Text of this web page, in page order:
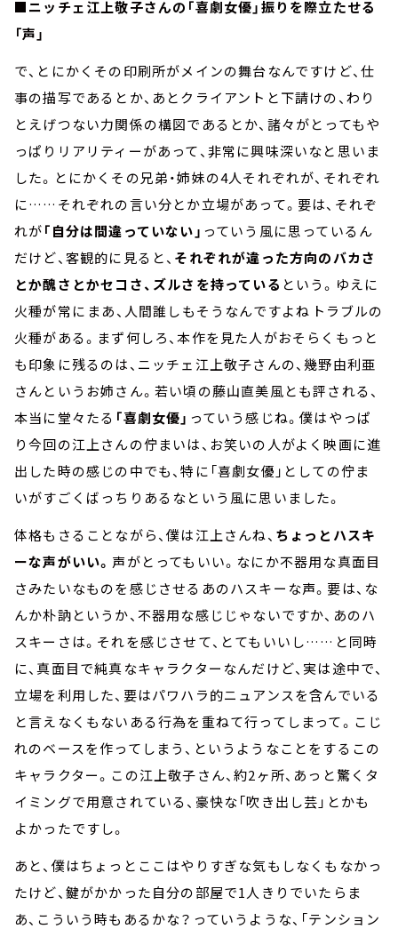
■ニッチェ江上敬子さんの「喜劇女優」振りを際立たせる
「声」
で、とにかくその印刷所がメインの舞台なんですけど、仕
事の描写であるとか、あとクライアントと下請けの、わり
とえげつない力関係の構図であるとか、諸々がとってもや
っぱりリアリティーがあって、非常に興味深いなと思いま
した。とにかくその兄弟・姉妹の4人それぞれが、それぞれ
に……それぞれの言い分とか立場があって。要は、それぞ
れが「自分は間違っていない」 っていう風に思っているん
だけど、客観的に見ると、 それぞれが違った方向のバカさ
とか醜さとかセコさ、ズルさを持っている という。ゆえに
火種が常に――まあ、人間誰しもそうなんですよね――トラブルの
火種がある。まず何しろ、本作を見た人がおそらくもっと
も印象に残るのは、ニッチェ江上敬子さんの、幾野由利亜
さんというお姉さん。若い頃の藤山直美風とも評される、
本当に堂々たる 「喜劇女優」 っていう感じね。僕はやっぱ
り今回の江上さんの佇まいは、お笑いの人がよく映画に進
出した時の感じの中でも、特に「喜劇女優」としての佇ま
いがすごくばっちりあるなという風に思いました。
体格もさることながら、僕は江上さんね、 ちょっとハスキ
ーな声がいい。 声がとってもいい。なにか不器用な真面目
さみたいなものを感じさせるあのハスキーな声。要は、な
んか朴訥というか、不器用な感じじゃないですか、あのハ
スキーさは。それを感じさせて、とてもいいし……と同時
に、真面目で純真なキャラクターなんだけど、実は途中で、
立場を利用した、要はパワハラ的ニュアンスを含んでいる
と言えなくもないある行為を重ねて行ってしまって。こじ
れのベースを作ってしまう、というようなことをするこの
キャラクター。この江上敬子さん、約2ヶ所、あっと驚くタ
イミングで用意されている、豪快な「吹き出し芸」とかも
よかったですし。
あと、僕はちょっとここはやりすぎな気もしなくもなかっ
たけど、鍵がかかった自分の部屋で1人きりでいたらま
あ、こういう時もあるかな？っていうような、「テンション